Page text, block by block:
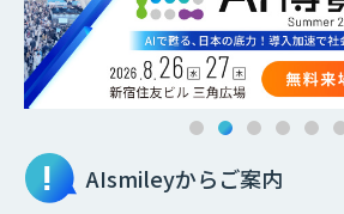
AIsmileyからご案内